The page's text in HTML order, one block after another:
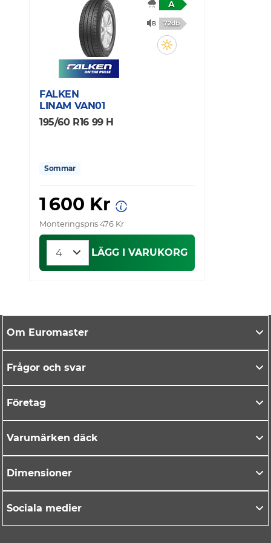
A
72db
FALKEN
LINAM VAN01
195/60 R16 99 H
Sommar
1 600 Kr
Monteringspris 476 Kr
LÄGG I VARUKORG
Om Euromaster
Frågor och svar
Företag
Varumärken däck
Dimensioner
Sociala medier